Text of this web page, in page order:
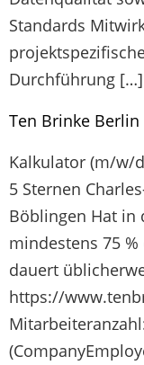
Standards
Durchführung […]
Ten Brinke Berlin
Kalkulator (m/w/
5 Sternen
Böblingen Hat in
mindestens 75
dauert
https://